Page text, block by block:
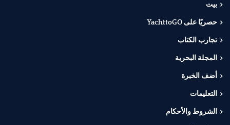
بيت
حصريًا على YachttoGO
تجارب الكتاب
المجلة البحرية
أضف الخبرة
التعليمات
الشروط والأحكام